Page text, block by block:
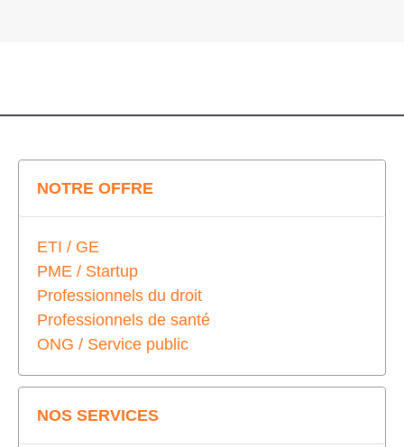
NOTRE OFFRE
ETI / GE
PME / Startup
Professionnels du droit
Professionnels de santé
ONG / Service public
NOS SERVICES